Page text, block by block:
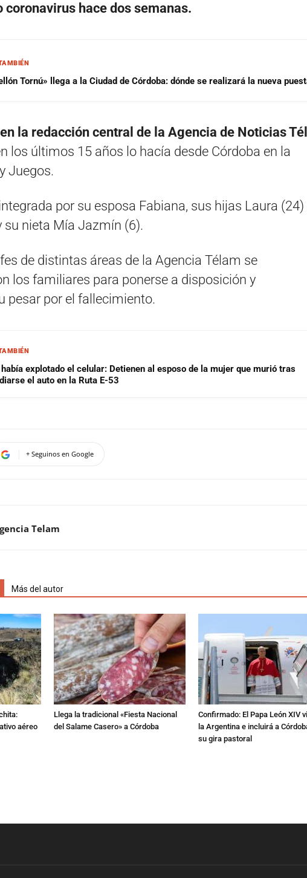
coronavirus hace dos semanas.
Tornú» llega a la Ciudad de Córdoba: dónde se realizará la nueva
la redacción central de la Agencia de Noticias
los últimos 15 años lo hacía desde Córdoba en la
Juegos.
por su esposa Fabiana, sus hijas Laura (24)
su nieta Mía Jazmín (6).
de distintas áreas de la Agencia Télam se
los familiares para ponerse a disposición y
pesar por el fallecimiento.
explotado el celular: Detienen al esposo de la mujer que murió tras
el auto en la Ruta E-53
+ Seguinos en Google
Telam
Más del autor
aéreo
Llega la tradicional «Fiesta Nacional
del Salame Casero» a Córdoba
Confirmado: El Papa León XIV
la Argentina e incluirá a
su gira pastoral